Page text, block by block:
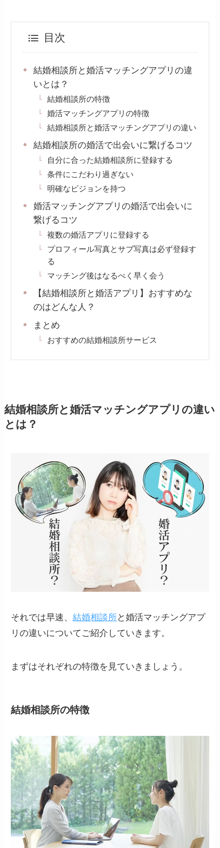
目次
結婚相談所と婚活マッチングアプリの違
いとは？
結婚相談所の特徴
婚活マッチングアプリの特徴
結婚相談所と婚活マッチングアプリの違い
結婚相談所の婚活で出会いに繋げるコツ
自分に合った結婚相談所に登録する
条件にこだわり過ぎない
明確なビジョンを持つ
婚活マッチングアプリの婚活で出会いに
繋げるコツ
複数の婚活アプリに登録する
プロフィール写真とサブ写真は必ず登録す
る
マッチング後はなるべく早く会う
【結婚相談所と婚活アプリ】おすすめな
のはどんな人？
まとめ
おすすめの結婚相談所サービス
結婚相談所と婚活マッチングアプリの違い
とは？
それでは早速、結婚相談所と婚活マッチングアプ
リの違いについてご紹介していきます。
まずはそれぞれの特徴を見ていきましょう。
結婚相談所の特徴